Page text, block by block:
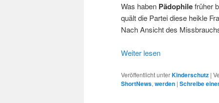
Was haben Pädophilefrüher
quält die Partei diese heikle
Nach Ansicht des
Weiter lesen
Veröffentlicht unterKinderschutz |
ShortNews,werden | Schreibe